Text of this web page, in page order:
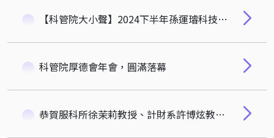
【科管院大小聲】2024下半年孫運璿科技講座｜花敬群、朱平、陳威明、游錫堃、童子賢
科管院厚德會年會，圓滿落幕
恭賀服科所徐茉莉教授、計財系許博炫教授榮獲2024 玉山學術獎